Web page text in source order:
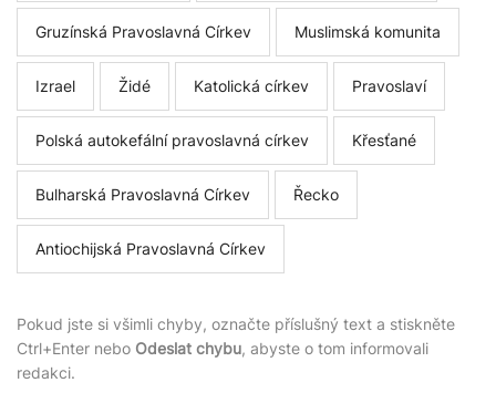
Gruzínská Pravoslavná Církev Muslimská komunita
Izrael Židé Katolická církev Pravoslaví
Polská autokefální pravoslavná církev Křesťané
Bulharská Pravoslavná Církev Řecko
Antiochijská Pravoslavná Církev
Pokud jste si všimli chyby, označte příslušný text a stiskněte
Ctrl+Enter nebo Odeslat chybu, abyste o tom informovali
redakci.